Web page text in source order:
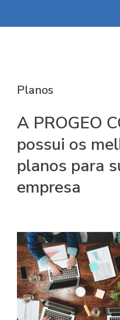
Planos
A PROGEO
possui os
planos para
empresa